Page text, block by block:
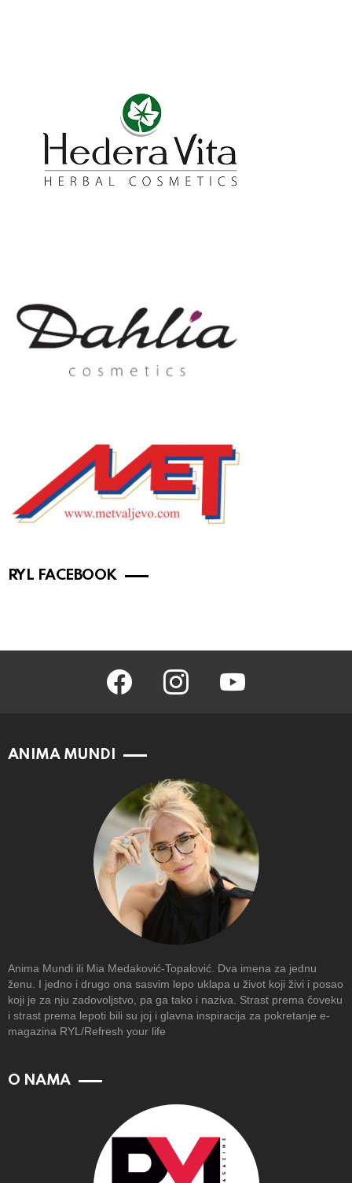
RYL FACEBOOK
facebook instagram youtube
ANIMA MUNDI
Anima Mundi ili Mia Medaković-Topalović. Dva imena za jednu
ženu. I jedno i drugo ona sasvim lepo uklapa u život koji živi i posao
koji je za nju zadovoljstvo, pa ga tako i naziva. Strast prema čoveku
i strast prema lepoti bili su joj i glavna inspiracija za pokretanje e-
magazina RYL/Refresh your life
O NAMA